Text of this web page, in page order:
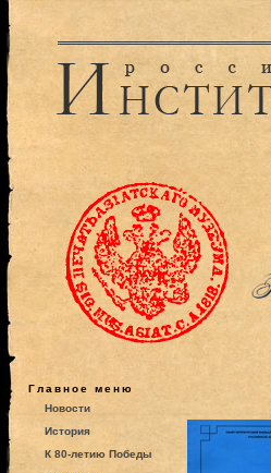
Главное меню
Новости
История
К 80-летию Победы